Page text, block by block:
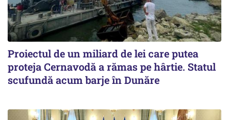
Proiectul de un miliard de lei care putea
proteja Cernavodă a rămas pe hârtie. Statul
scufundă acum barje în Dunăre